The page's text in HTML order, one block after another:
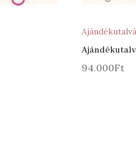
94.000Ft